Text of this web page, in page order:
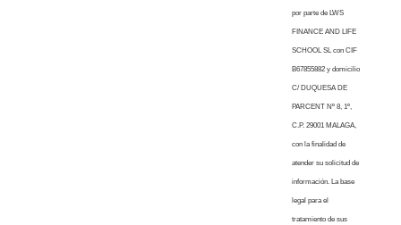
por parte de LWS
FINANCE AND LIFE
SCHOOL SL con CIF
B67855882 y domicilio
C/ DUQUESA DE
PARCENT Nº 8, 1º,
C.P. 29001 MALAGA,
con la finalidad de
atender su solicitud de
información. La base
legal para el
tratamiento de sus